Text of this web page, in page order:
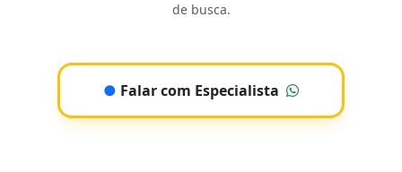
de busca.
● Falar com Especialista